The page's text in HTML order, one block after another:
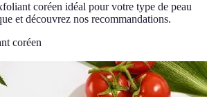
coréen idéal pour votre type de peau
et découvrez nos recommandations.
coréen